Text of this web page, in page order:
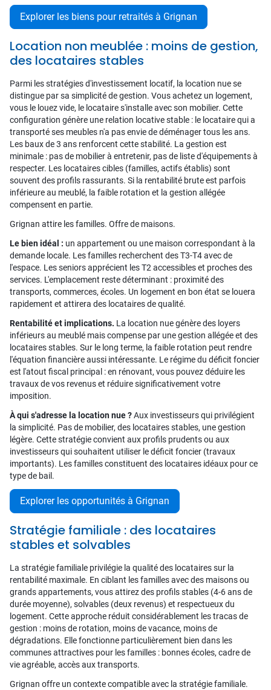
Explorer les biens pour retraités à Grignan
Location non meublée : moins de gestion,
des locataires stables
Parmi les stratégies d'investissement locatif, la location nue se
distingue par sa simplicité de gestion. Vous achetez un logement,
vous le louez vide, le locataire s'installe avec son mobilier. Cette
configuration génère une relation locative stable : le locataire qui a
transporté ses meubles n'a pas envie de déménager tous les ans.
Les baux de 3 ans renforcent cette stabilité. La gestion est
minimale : pas de mobilier à entretenir, pas de liste d'équipements à
respecter. Les locataires cibles (familles, actifs établis) sont
souvent des profils rassurants. Si la rentabilité brute est parfois
inférieure au meublé, la faible rotation et la gestion allégée
compensent en partie.
Grignan attire les familles. Offre de maisons.
Le bien idéal : un appartement ou une maison correspondant à la
demande locale. Les familles recherchent des T3-T4 avec de
l'espace. Les seniors apprécient les T2 accessibles et proches des
services. L'emplacement reste déterminant : proximité des
transports, commerces, écoles. Un logement en bon état se louera
rapidement et attirera des locataires de qualité.
Rentabilité et implications. La location nue génère des loyers
inférieurs au meublé mais compense par une gestion allégée et des
locataires stables. Sur le long terme, la faible rotation peut rendre
l'équation financière aussi intéressante. Le régime du déficit foncier
est l'atout fiscal principal : en rénovant, vous pouvez déduire les
travaux de vos revenus et réduire significativement votre
imposition.
À qui s'adresse la location nue ?Aux investisseurs qui privilégient
la simplicité. Pas de mobilier, des locataires stables, une gestion
légère. Cette stratégie convient aux profils prudents ou aux
investisseurs qui souhaitent utiliser le déficit foncier (travaux
importants). Les familles constituent des locataires idéaux pour ce
type de bail.
Explorer les opportunités à Grignan
Stratégie familiale : des locataires
stables et solvables
La stratégie familiale privilégie la qualité des locataires sur la
rentabilité maximale. En ciblant les familles avec des maisons ou
grands appartements, vous attirez des profils stables (4-6 ans de
durée moyenne), solvables (deux revenus) et respectueux du
logement. Cette approche réduit considérablement les tracas de
gestion : moins de rotation, moins de vacance, moins de
dégradations. Elle fonctionne particulièrement bien dans les
communes attractives pour les familles : bonnes écoles, cadre de
vie agréable, accès aux transports.
Grignan offre un contexte compatible avec la stratégie familiale.